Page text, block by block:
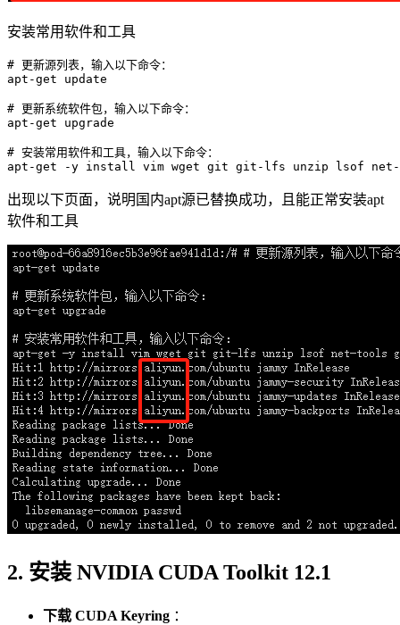
安装常用软件和工具
# 更新源列表，输入以下命令：
apt-get update
# 更新系统软件包，输入以下命令：
apt-get upgrade
# 安装常用软件和工具，输入以下命令：
apt-get
出现以下页面，说明国内apt源已替换成功，且能正常安装apt
软件和工具
2. 安装 NVIDIA CUDA Toolkit 12.1
下载 CUDA Keyring ：